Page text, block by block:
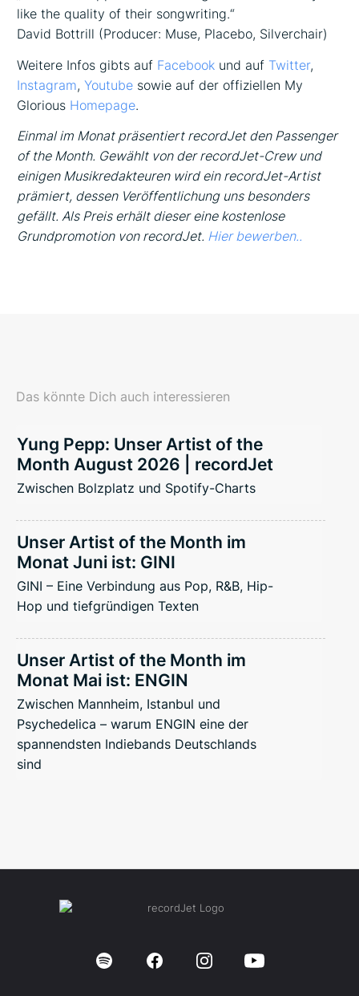
like the quality of their songwriting.“
David Bottrill (Producer: Muse, Placebo, Silverchair)
Weitere Infos gibts auf Facebook und auf Twitter,
Instagram,Youtube sowie auf der offiziellen My
Glorious Homepage.
Einmal im Monat präsentiert recordJet den Passenger
of the Month. Gewählt von der recordJet-Crew und
einigen Musikredakteuren wird ein recordJet-Artist
prämiert, dessen Veröffentlichung uns besonders
gefällt. Als Preis erhält dieser eine kostenlose
Grundpromotion von recordJet. Hier bewerben..
Das könnte Dich auch interessieren
Yung Pepp: Unser Artist of the
Month August 2026 | recordJet
Zwischen Bolzplatz und Spotify-Charts
Unser Artist of the Month im
Monat Juni ist: GINI
GINI – Eine Verbindung aus Pop, R&B, Hip-
Hop und tiefgründigen Texten
Unser Artist of the Month im
Monat Mai ist: ENGIN
Zwischen Mannheim, Istanbul und
Psychedelica – warum ENGIN eine der
spannendsten Indiebands Deutschlands
sind